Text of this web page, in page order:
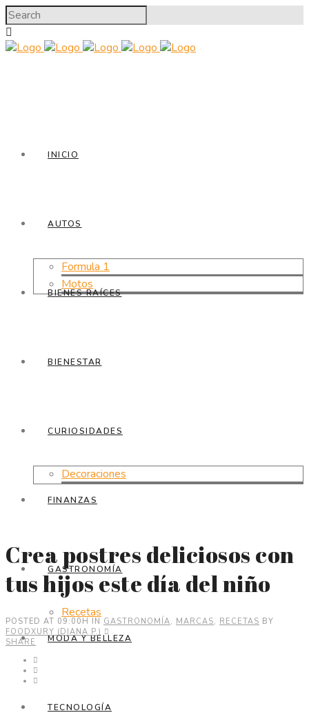
INICIO
AUTOS
Formula 1
Motos
BIENES RAÍCES
BIENESTAR
CURIOSIDADES
Decoraciones
FINANZAS
GASTRONOMÍA
Recetas
MODA Y BELLEZA
TECNOLOGÍA
Crea postres deliciosos con
tus hijos este día del niño
POSTED AT 09:00H IN GASTRONOMÍA, MARCAS, RECETAS BY
FOODXURY (DIANA P.)
SHARE